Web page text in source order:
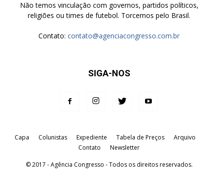
Não temos vinculação com governos, partidos políticos,
religiões ou times de futebol. Torcemos pelo Brasil.
Contato: contato@agenciacongresso.com.br
SIGA-NOS
Capa Colunistas Expediente Tabela de Preços
Arquivo
Contato
Newsletter
© 2017 - Agência Congresso - Todos os direitos reservados.